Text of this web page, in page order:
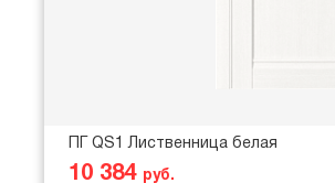
ПГ QS1 Лиственница белая
10 384 руб.